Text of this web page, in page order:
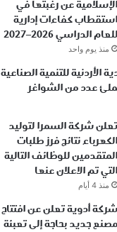
الإسلامية عن رغبتها في
استقطاب كفاءات إدارية
للعام الدراسي 2026–2027
منذ يوم واحد
للتنمية الصناعية
عدد من الشواغر
تعلن شركة السمرا لتوليد
الكهرباء نتائج فرز طلبات
المتقدمين للوظائف التالية
التي تم الاعلان عنها
منذ 4 أيام
شركة أدوية تعلن عن افتتاح
مصنع جديد بحاجة إلى تعبئة